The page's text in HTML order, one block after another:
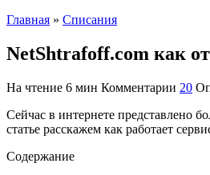
Главная » Списания
NetShtrafoff.com как
На чтение 6 мин Комментарии 20
Сейчас в интернете представлено
статье расскажем как работает
Содержание